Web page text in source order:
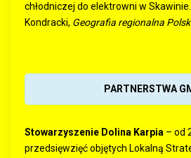
chłodniczej do elektrowni w
Kondracki, Geografia regionalna
PARTNERSTWA
Stowarzyszenie Dolina Karpia – od
przedsięwzięć objętych Lokalną